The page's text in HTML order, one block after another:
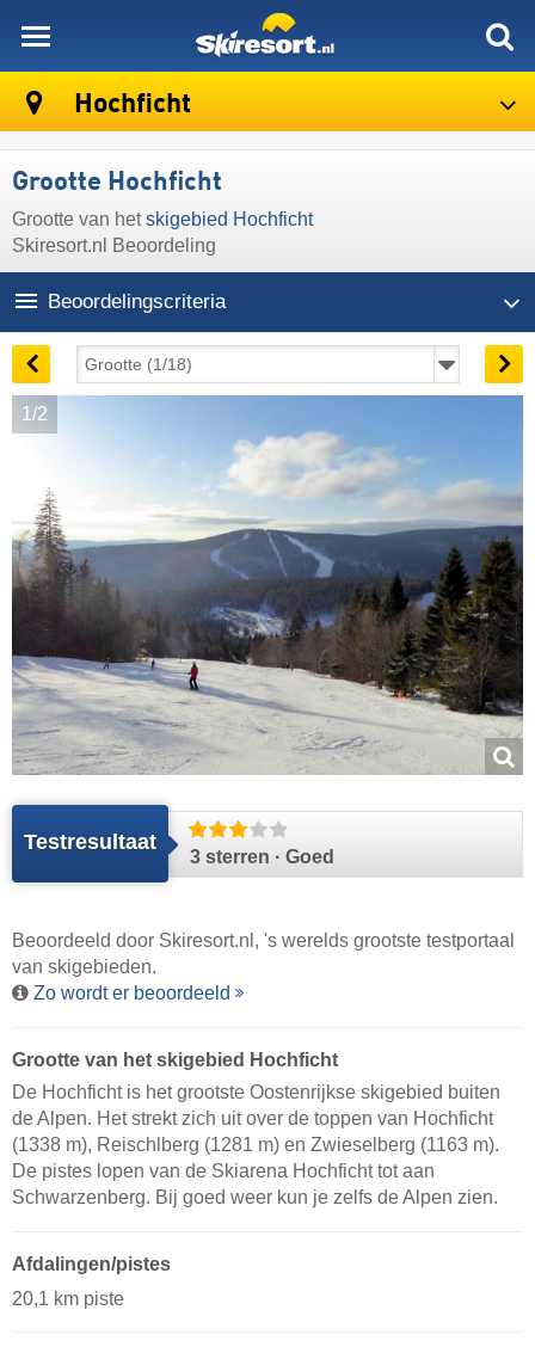
Hochficht
Grootte Hochficht
Grootte van hetskigebied Hochficht
Skiresort.nl Beoordeling
Beoordelingscriteria
1/2
Testresultaat
3 sterren · Goed
Beoordeeld door Skiresort.nl , 's werelds grootste testportaal
van skigebieden.
Zo wordt er beoordeeld
Grootte van het skigebied Hochficht
De Hochficht is het grootste Oostenrijkse skigebied buiten
de Alpen. Het strekt zich uit over de toppen van Hochficht
(1338 m), Reischlberg (1281 m) en Zwieselberg (1163 m).
De pistes lopen van de Skiarena Hochficht tot aan
Schwarzenberg. Bij goed weer kun je zelfs de Alpen zien.
Afdalingen/pistes
20,1 km piste